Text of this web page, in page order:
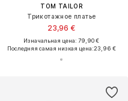
TOM TAILOR
Трикотажное платье
23,96 €
Изначальная цена: 79,90 €
Последняя самая низкая цена:23,96 €